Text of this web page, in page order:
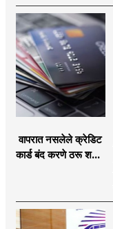
वापरात नसलेले क्रेडिट
कार्ड बंद करणे ठरू शकते